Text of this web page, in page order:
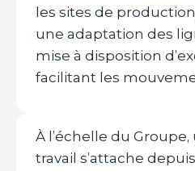
les sites de
une adaptation des
mise à disposition
facilitant les
À l’échelle du
travail s’attache